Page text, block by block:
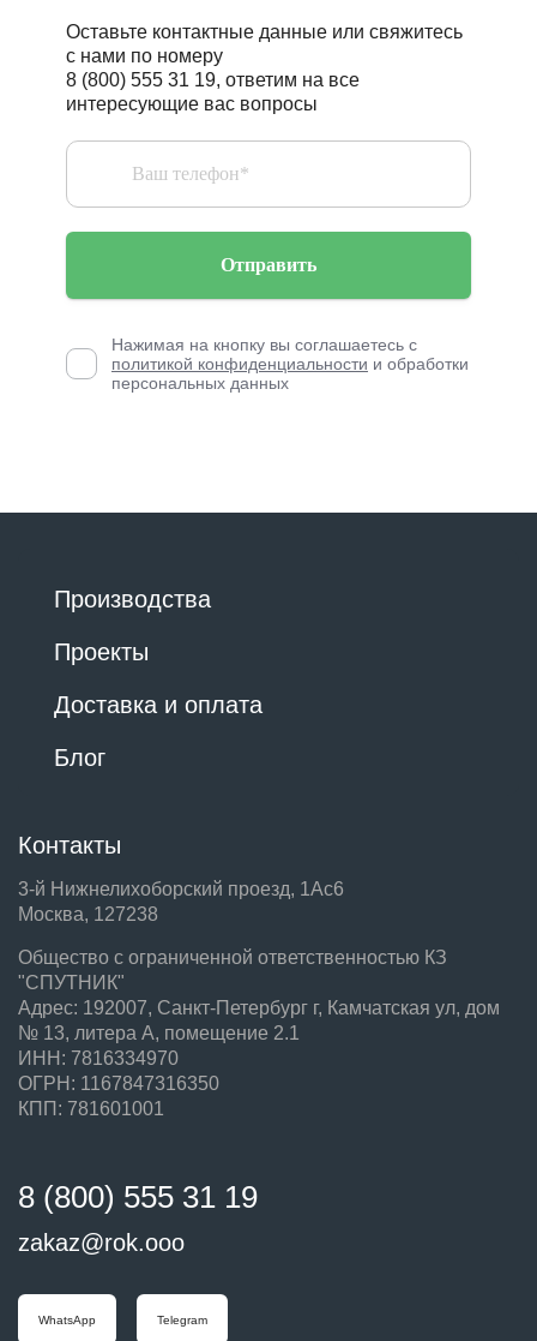
Оставьте контактные данные или свяжитесь
с нами по номеру
8 (800) 555 31 19, ответим на все
интересующие вас вопросы
Отправить
Нажимая на кнопку вы соглашаетесь с
политикой конфиденциальности и обработки
персональных данных
Производства
Проекты
Доставка и оплата
Блог
Контакты
3-й Нижнелихоборский проезд, 1Ас6
Москва, 127238
Общество с ограниченной ответственностью КЗ
"СПУТНИК"
Адрес: 192007, Санкт-Петербург г, Камчатская ул, дом
№ 13, литера А, помещение 2.1
ИНН: 7816334970
ОГРН: 1167847316350
КПП: 781601001
8 (800) 555 31 19
zakaz@rok.ooo
WhatsApp Telegram